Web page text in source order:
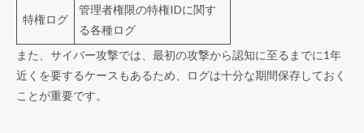
特権ログ
管理者権限の特権IDに関す
る各種ログ
また、サイバー攻撃では、最初の攻撃から認知に至るまでに1年
近くを要するケースもあるため、ログは十分な期間保存しておく
ことが重要です。